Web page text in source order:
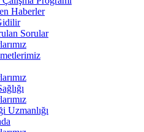
Haberler
Sorular
Uzmanlığı